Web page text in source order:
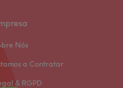
Nós
a Contratar
& RGPD